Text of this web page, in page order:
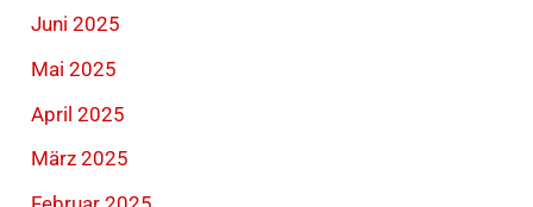
Juni 2025
Mai 2025
April 2025
März 2025